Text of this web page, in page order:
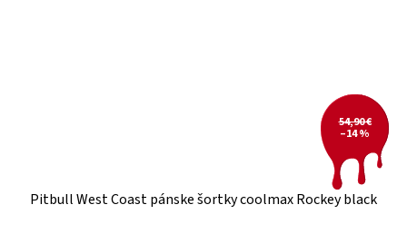
54,90 €
–14 %
Pitbull West Coast pánske šortky coolmax Rockey black